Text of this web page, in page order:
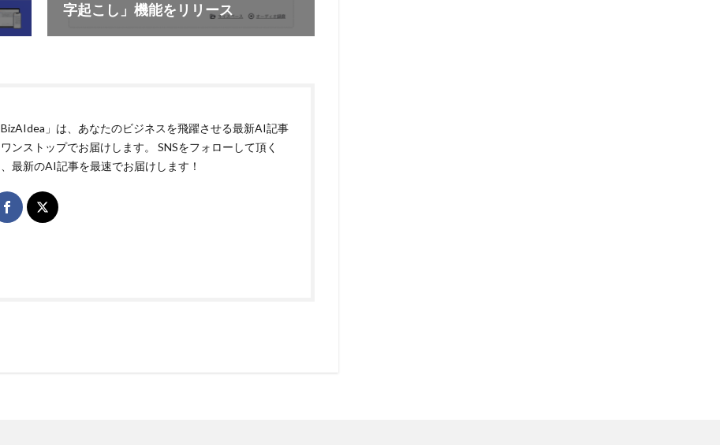
字起こし」機能をリリース
BizAIdea」は、あなたのビジネスを飛躍させる最新AI記事
ンストップでお届けします。 SNSをフォローして頂く
最新のAI記事を最速でお届けします！